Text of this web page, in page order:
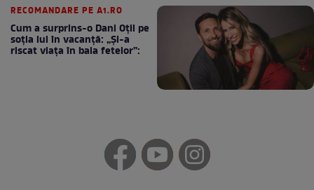
RECOMANDARE PE A1.RO
Cum a surprins-o Dani Oțil pe
soția lui în vacanță: „Și-a
riscat viața în baia fetelor”: